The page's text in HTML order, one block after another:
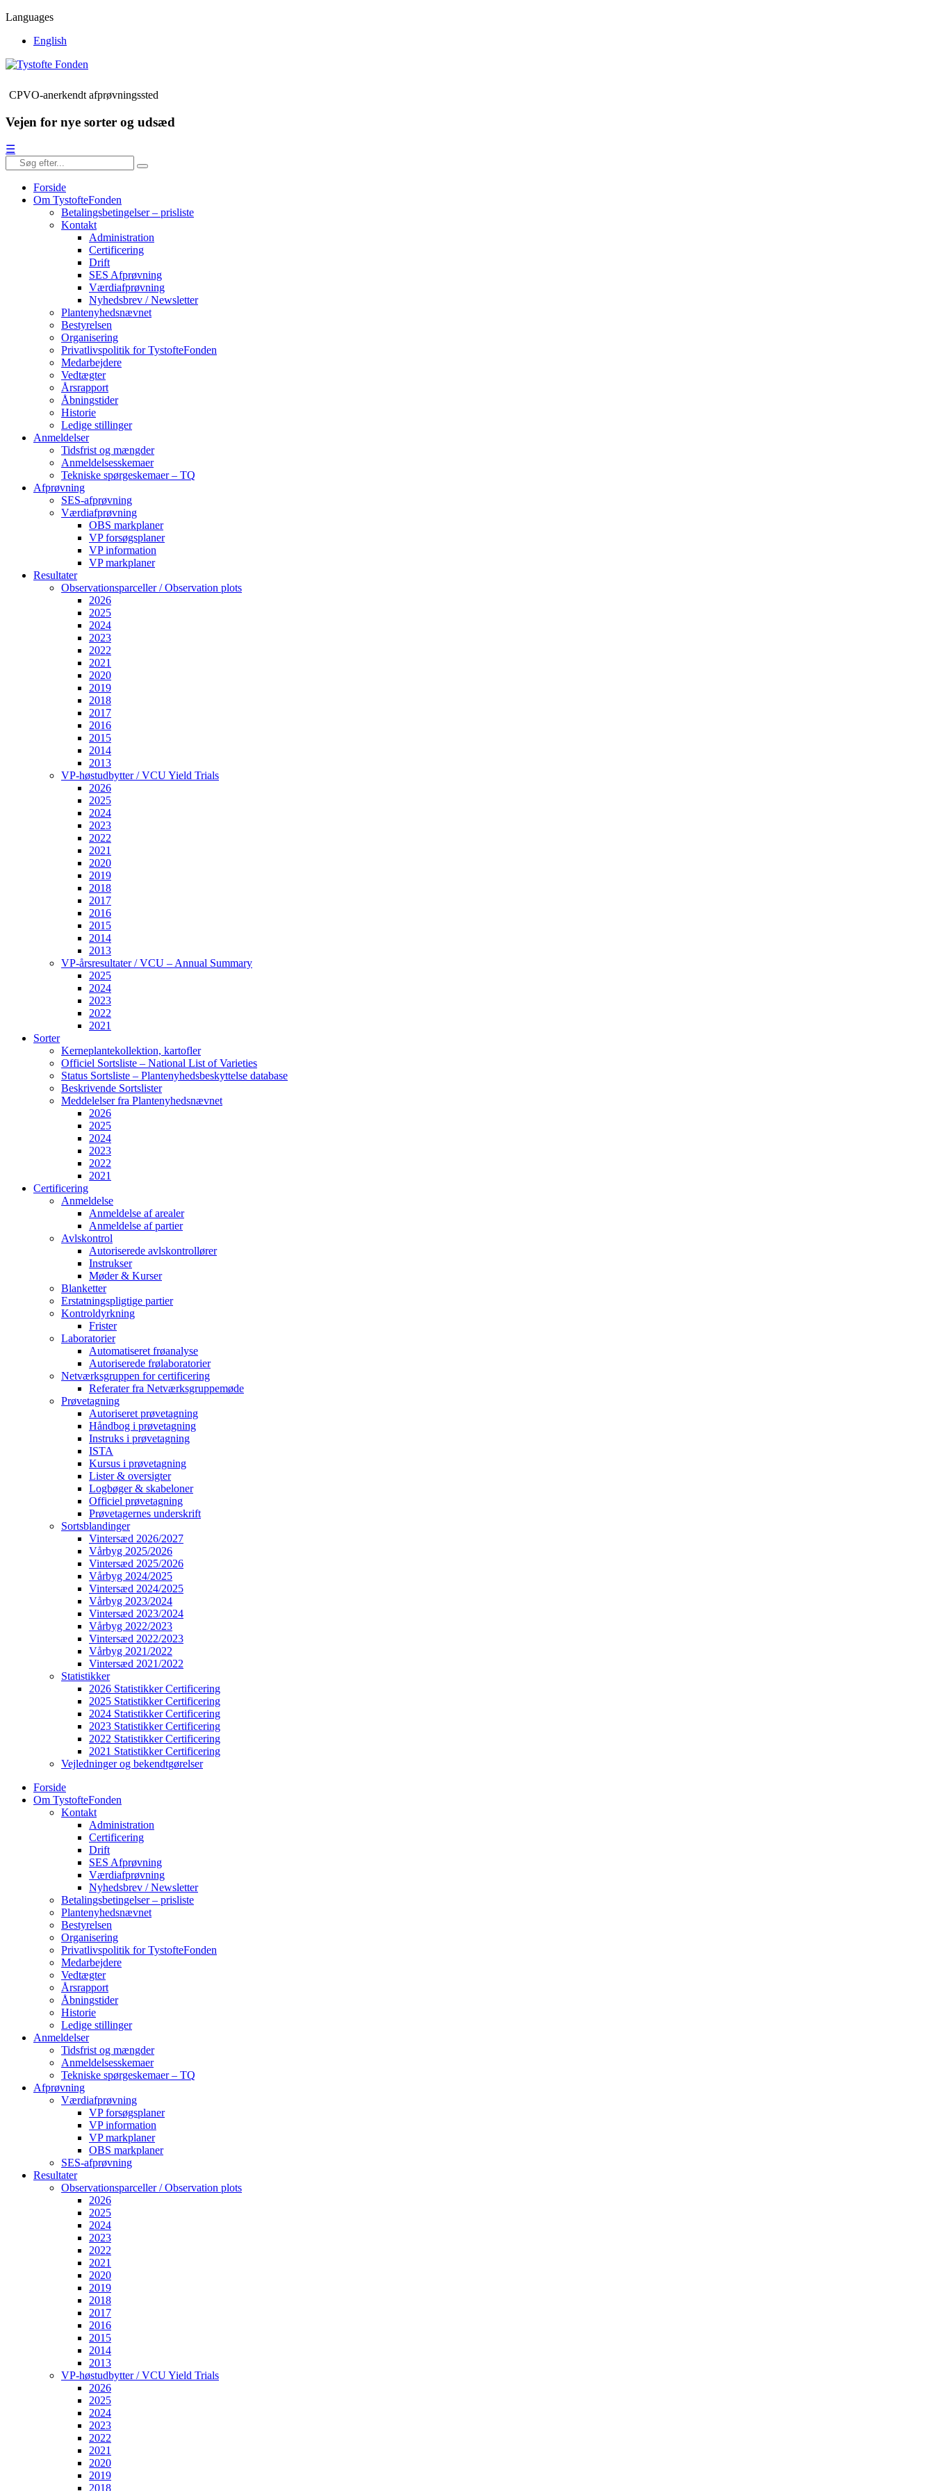
Languages
English
CPVO-anerkendt afprøvningssted
Vejen for nye sorter og udsæd
☰
Forside
Om TystofteFonden
Betalingsbetingelser – prisliste
Kontakt
Administration
Certificering
Drift
SES Afprøvning
Værdiafprøvning
Nyhedsbrev / Newsletter
Plantenyhedsnævnet
Bestyrelsen
Organisering
Privatlivspolitik for TystofteFonden
Medarbejdere
Vedtægter
Årsrapport
Åbningstider
Historie
Ledige stillinger
Anmeldelser
Tidsfrist og mængder
Anmeldelsesskemaer
Tekniske spørgeskemaer – TQ
Afprøvning
SES-afprøvning
Værdiafprøvning
OBS markplaner
VP forsøgsplaner
VP information
VP markplaner
Resultater
Observationsparceller / Observation plots
2026
2025
2024
2023
2022
2021
2020
2019
2018
2017
2016
2015
2014
2013
VP-høstudbytter / VCU Yield Trials
2026
2025
2024
2023
2022
2021
2020
2019
2018
2017
2016
2015
2014
2013
VP-årsresultater / VCU – Annual Summary
2025
2024
2023
2022
2021
Sorter
Kerneplantekollektion, kartofler
Officiel Sortsliste – National List of Varieties
Status Sortsliste – Plantenyhedsbeskyttelse database
Beskrivende Sortslister
Meddelelser fra Plantenyhedsnævnet
2026
2025
2024
2023
2022
2021
Certificering
Anmeldelse
Anmeldelse af arealer
Anmeldelse af partier
Avlskontrol
Autoriserede avlskontrollører
Instrukser
Møder & Kurser
Blanketter
Erstatningspligtige partier
Kontroldyrkning
Frister
Laboratorier
Automatiseret frøanalyse
Autoriserede frølaboratorier
Netværksgruppen for certificering
Referater fra Netværksgruppemøde
Prøvetagning
Autoriseret prøvetagning
Håndbog i prøvetagning
Instruks i prøvetagning
ISTA
Kursus i prøvetagning
Lister & oversigter
Logbøger & skabeloner
Officiel prøvetagning
Prøvetagernes underskrift
Sortsblandinger
Vintersæd 2026/2027
Vårbyg 2025/2026
Vintersæd 2025/2026
Vårbyg 2024/2025
Vintersæd 2024/2025
Vårbyg 2023/2024
Vintersæd 2023/2024
Vårbyg 2022/2023
Vintersæd 2022/2023
Vårbyg 2021/2022
Vintersæd 2021/2022
Statistikker
2026 Statistikker Certificering
2025 Statistikker Certificering
2024 Statistikker Certificering
2023 Statistikker Certificering
2022 Statistikker Certificering
2021 Statistikker Certificering
Vejledninger og bekendtgørelser
Forside
Om TystofteFonden
Kontakt
Administration
Certificering
Drift
SES Afprøvning
Værdiafprøvning
Nyhedsbrev / Newsletter
Betalingsbetingelser – prisliste
Plantenyhedsnævnet
Bestyrelsen
Organisering
Privatlivspolitik for TystofteFonden
Medarbejdere
Vedtægter
Årsrapport
Åbningstider
Historie
Ledige stillinger
Anmeldelser
Tidsfrist og mængder
Anmeldelsesskemaer
Tekniske spørgeskemaer – TQ
Afprøvning
Værdiafprøvning
VP forsøgsplaner
VP information
VP markplaner
OBS markplaner
SES-afprøvning
Resultater
Observationsparceller / Observation plots
2026
2025
2024
2023
2022
2021
2020
2019
2018
2017
2016
2015
2014
2013
VP-høstudbytter / VCU Yield Trials
2026
2025
2024
2023
2022
2021
2020
2019
2018